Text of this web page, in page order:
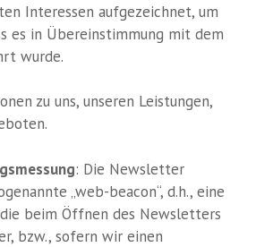
Interessen aufgezeichnet, um
es in Übereinstimmung mit dem
wurde.
zu uns, unseren Leistungen,
: Die Newsletter
„web-beacon“, d.h., eine
beim Öffnen des Newsletters
bzw., sofern wir einen